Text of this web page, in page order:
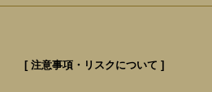
[ 注意事項・リスクについて ]